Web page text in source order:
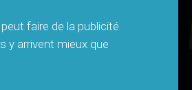
faire de la publicité
y arrivent mieux que